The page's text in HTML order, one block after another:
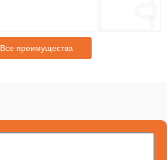
Все преимущества